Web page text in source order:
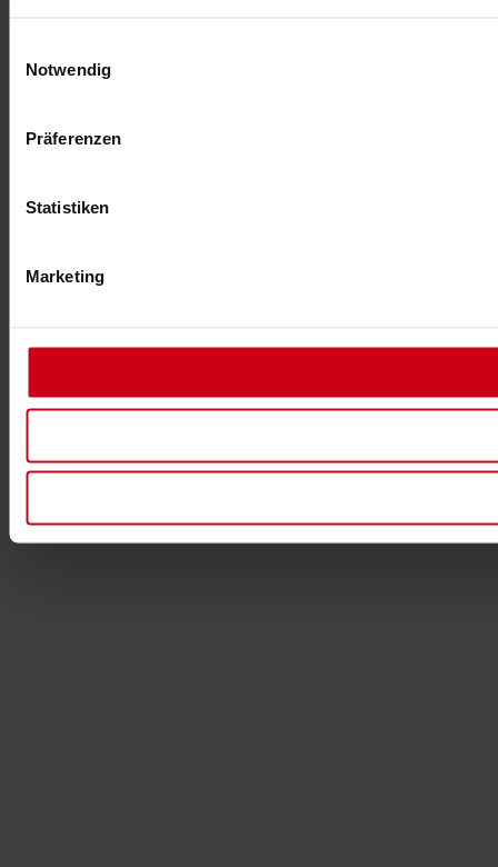
Notwendig
Präferenzen
Statistiken
Marketing